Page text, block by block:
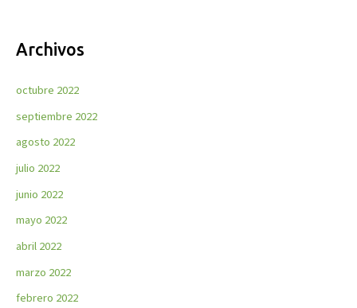
Archivos
octubre 2022
septiembre 2022
agosto 2022
julio 2022
junio 2022
mayo 2022
abril 2022
marzo 2022
febrero 2022